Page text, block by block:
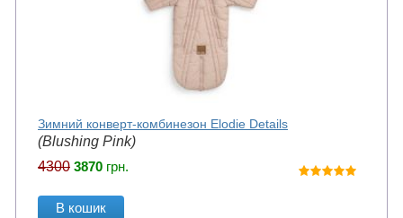
Зимний конверт-комбинезон Elodie Details
(Blushing Pink)
4300 3870 грн.
В кошик